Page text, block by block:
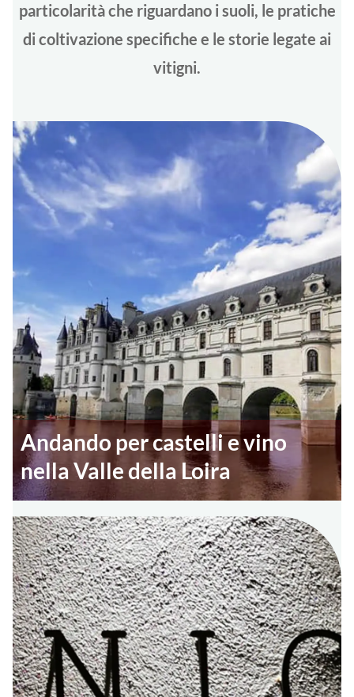
particolarità che riguardano i suoli, le pratiche
di coltivazione specifiche e le storie legate ai
vitigni.
Andando per castelli e vino
nella Valle della Loira